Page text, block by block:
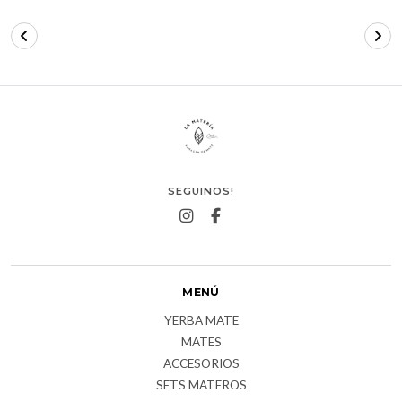
SEGUINOS!
MENÚ
YERBA MATE
MATES
ACCESORIOS
SETS MATEROS